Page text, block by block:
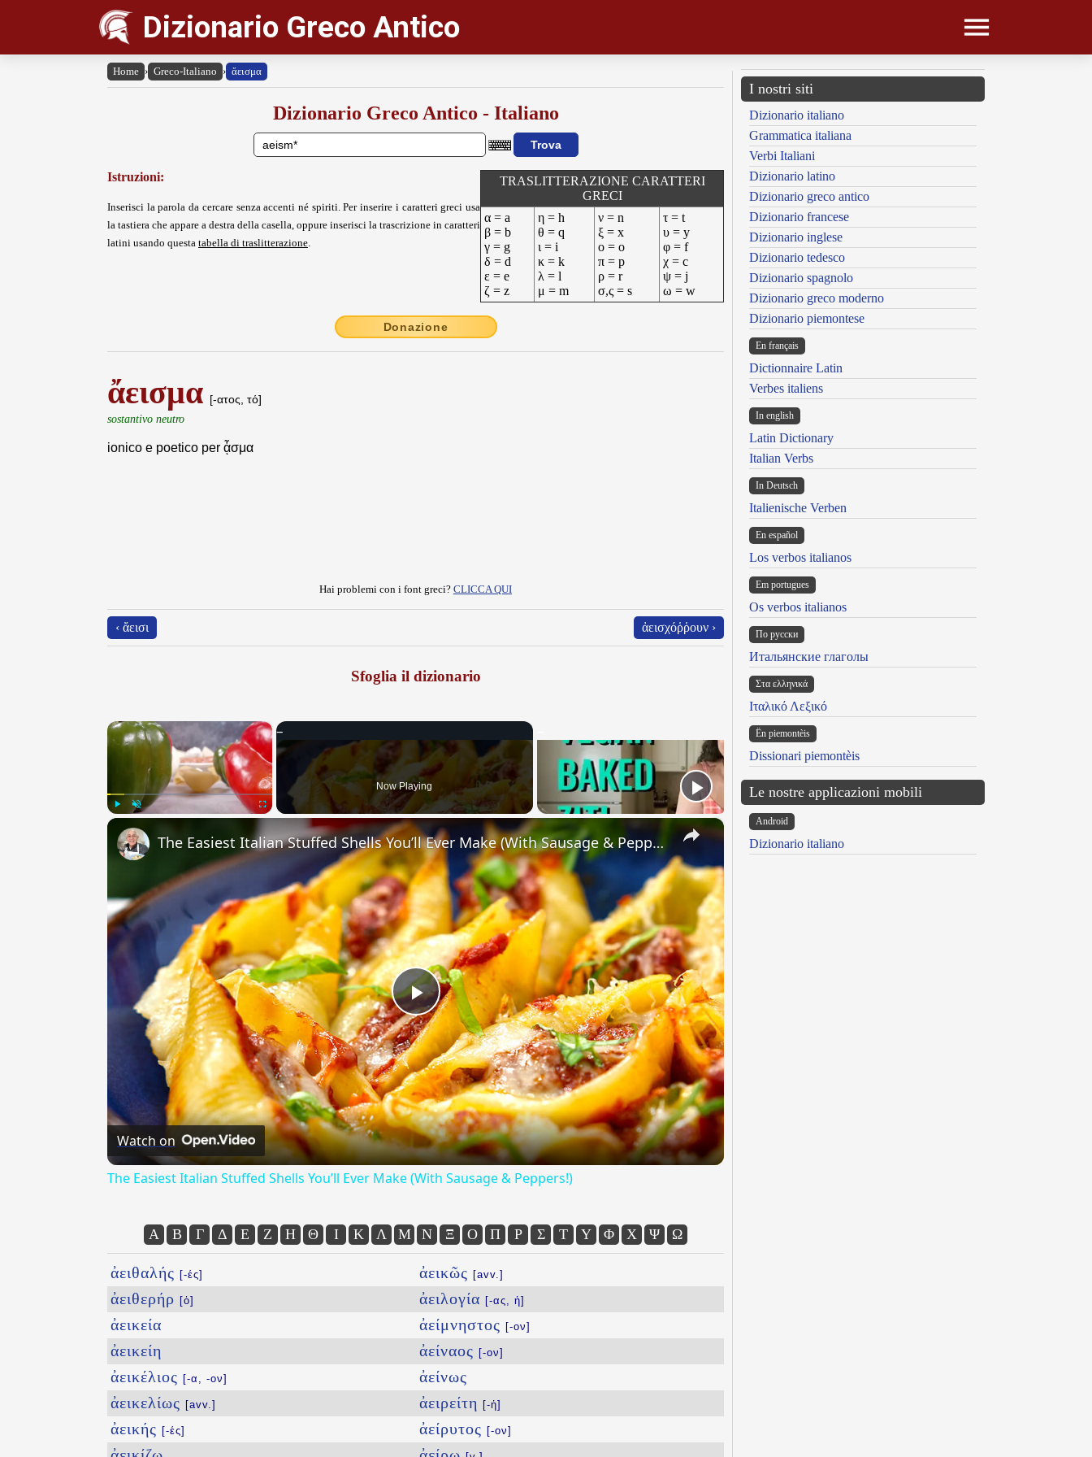
Dizionario Greco Antico
Home › Greco-Italiano › ἄεισμα
Dizionario Greco Antico - Italiano
Istruzioni:
Inserisci la parola da cercare senza accenti né spiriti. Per inserire i caratteri greci usa
la tastiera che appare a destra della casella, oppure inserisci la trascrizione in caratteri
latini usando questa tabella di traslitterazione.
TRASLITTERAZIONE CARATTERI
GRECI
α = a
β = b
γ = g
δ = d
ε = e
ζ = z
η = h
θ = q
ι = i
κ = k
λ = l
μ = m
ν = n
ξ = x
ο = o
π = p
ρ = r
σ,ς = s
τ = t
υ = y
φ = f
χ = c
ψ = j
ω = w
Donazione
ἄεισμα [-ατος, τό]
sostantivo neutro
ionico e poetico per ᾆσμα
Hai problemi con i font greci? CLICCA QUI
‹ ἄεισι ἀεισχόῥῥουν ›
Sfoglia il dizionario
×
Now Playing
×
Play
Video
The Easiest Italian Stuffed Shells You’ll Ever Make (With Sausage & Peppers!)
Watch on
The Easiest Italian Stuffed Shells You’ll Ever Make (With Sausage & Peppers!)
Α Β Γ Δ Ε Ζ Η Θ Ι Κ Λ Μ Ν Ξ Ο Π Ρ Σ Τ Υ Φ Χ Ψ Ω
ἀειθαλής [-ές]
ἀειθερήρ [ὁ]
ἀεικεία
ἀεικείη
ἀεικέλιος [-α, -ον]
ἀεικελίως [avv.]
ἀεικής [-ές]
ἀεικῶς [avv.]
ἀειλογία [-ας, ἡ]
ἀείμνηστος [-ον]
ἀείναος [-ον]
ἀείνως
ἀειρείτη
[-ἡ]
ἀείρυτος [-ον]
I nostri siti
Dizionario italiano
Grammatica italiana
Verbi Italiani
Dizionario latino
Dizionario greco antico
Dizionario francese
Dizionario inglese
Dizionario tedesco
Dizionario spagnolo
Dizionario greco moderno
Dizionario piemontese
En français
Dictionnaire Latin
Verbes italiens
In english
Latin Dictionary
Italian Verbs
In Deutsch
Italienische Verben
En español
Los verbos italianos
Em portugues
Os verbos italianos
По русски
Итальянские глаголы
Στα ελληνικά
Ιταλικό Λεξικό
Ën piemontèis
Dissionari piemontèis
Le nostre applicazioni mobili
Android
Dizionario italiano